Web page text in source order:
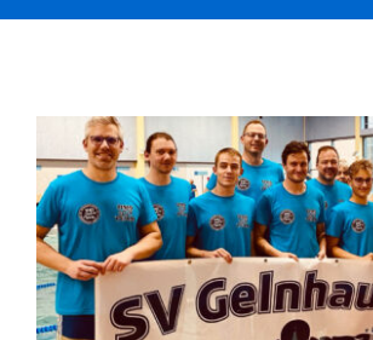
Zeige
grösseres
Bild